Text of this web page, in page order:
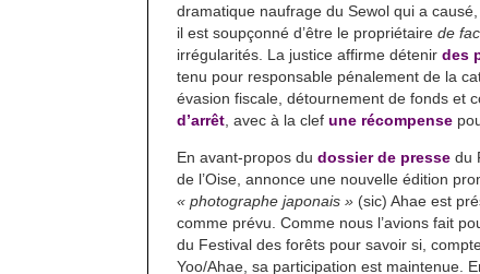
dramatique naufrage du Sewol qui a
il est soupçonné d’être le propriétaire de
irrégularités. La justice affirme détenir des
tenu pour responsable pénalement de la
évasion fiscale, détournement de fonds et
d’arrêt, avec à la clef une récompense
En avant-propos du dossier de presse du
de l’Oise, annonce une nouvelle édition
« photographe japonais » (sic) Ahae est
comme prévu. Comme nous l’avions fait
du Festival des forêts pour savoir si,
Yoo/Ahae, sa participation est maintenue.